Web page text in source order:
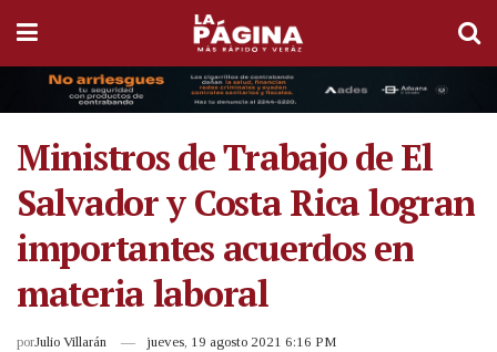
Ministros de Trabajo de El
Salvador y Costa Rica logran
importantes acuerdos en
materia laboral
porJulio Villarán jueves, 19 agosto 2021 6:16 PM